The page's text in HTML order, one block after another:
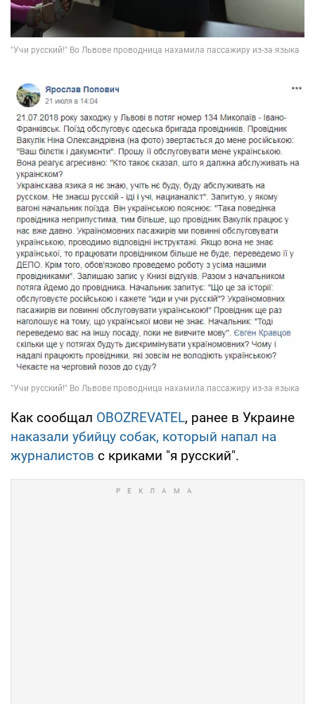
Как сообщал OBOZREVATEL, ранее в Украине
наказали убийцу собак, который напал на
журналистов с криками "я русский".